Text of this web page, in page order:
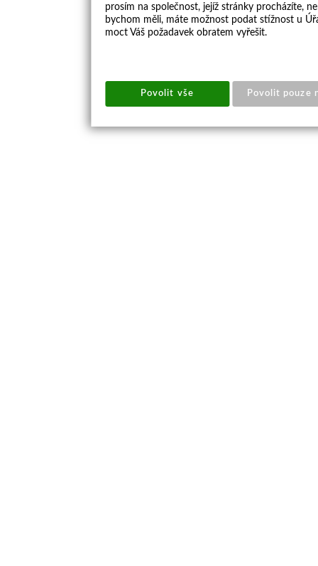
prosím na společnost, jejíž stránky procházíte,
bychom měli, máte možnost podat stížnost u
moct Váš požadavek obratem vyřešit.
Povolit vše Povolit pouze